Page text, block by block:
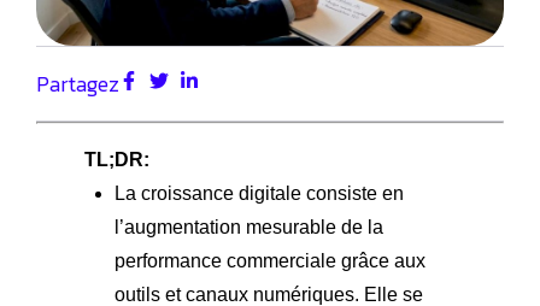
Partagez
TL;DR:
La croissance digitale consiste en
l’augmentation mesurable de la
performance commerciale grâce aux
outils et canaux numériques. Elle se